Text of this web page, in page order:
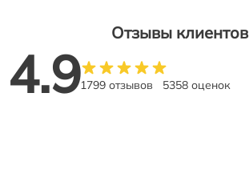
Отзывы клиентов
4.91799 отзывов 5358 оценок